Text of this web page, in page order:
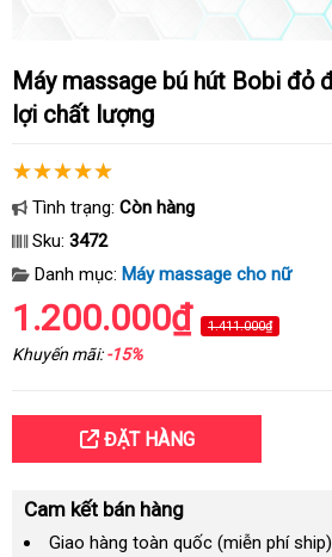
Máy massage bú hút Bobi đỏ điều khiển app tiện
lợi chất lượng
Tình trạng: Còn hàng
Sku: 3472
Danh mục: Máy massage cho nữ
1.200.000₫ 1.411.000₫
Khuyến mãi:-15%
ĐẶT HÀNG
Cam kết bán hàng
Giao hàng toàn quốc (miễn phí ship)